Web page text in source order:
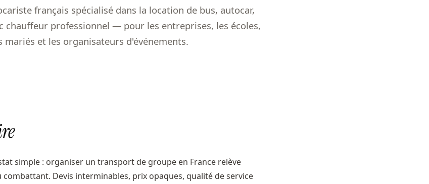
français spécialisé dans la location de bus, autocar,
chauffeur professionnel — pour les entreprises, les écoles,
mariés et les organisateurs d'événements.
simple : organiser un transport de groupe en France relève
Devis interminables, prix opaques, qualité de service